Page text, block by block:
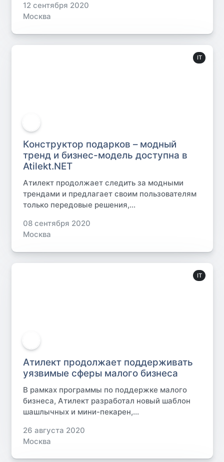
12 сентября 2020
Москва
IT
Конструктор подарков – модный
тренд и бизнес-модель доступна в
Atilekt.NET
Атилект продолжает следить за модными
трендами и предлагает своим пользователям
только передовые решения,...
08 сентября 2020
Москва
IT
Атилект продолжает поддерживать
уязвимые сферы малого бизнеса
В рамках программы по поддержке малого
бизнеса, Атилект разработал новый шаблон
шашлычных и мини-пекарен,...
26 августа 2020
Москва